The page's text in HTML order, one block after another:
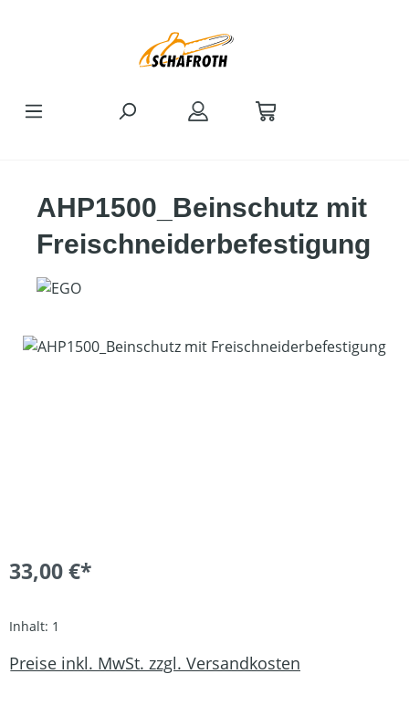
AHP1500_Beinschutz mit
Freischneiderbefestigung
Bildergalerie überspringen
33,00 €*
Inhalt: 1
Preise inkl. MwSt. zzgl. Versandkosten